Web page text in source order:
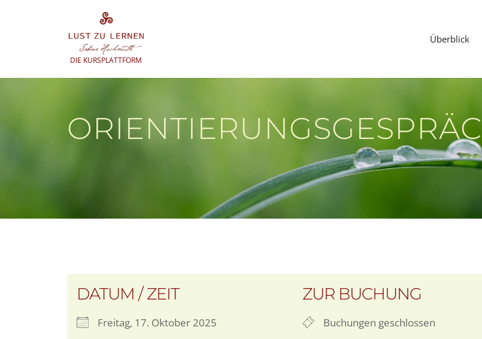
DIE KURSPLATTFORM
Überblick
DATUM / ZEIT
Freitag, 17. Oktober 2025
ZUR BUCHUNG
Buchungen geschlossen